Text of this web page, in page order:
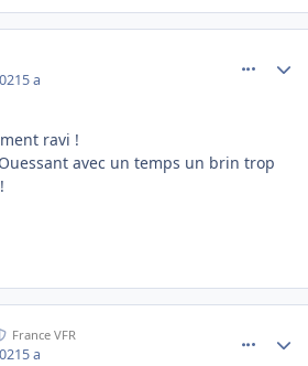
5 a
ravi !
avec un temps un brin trop
France VFR
5 a